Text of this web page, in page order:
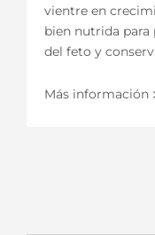
vientre en
bien nutrida
del feto y
Más información